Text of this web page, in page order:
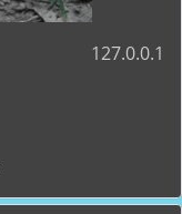
127.0.0.1